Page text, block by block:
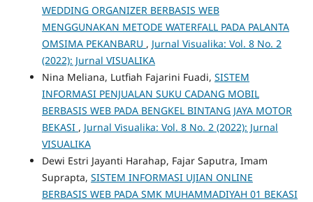
WEDDING ORGANIZER BERBASIS WEB
MENGGUNAKAN METODE WATERFALL PADA PALANTA
OMSIMA PEKANBARU , Jurnal Visualika: Vol. 8 No. 2
(2022): Jurnal VISUALIKA
Nina Meliana, Lutfiah Fajarini Fuadi, SISTEM
INFORMASI PENJUALAN SUKU CADANG MOBIL
BERBASIS WEB PADA BENGKEL BINTANG JAYA MOTOR
BEKASI , Jurnal Visualika: Vol. 8 No. 2 (2022): Jurnal
VISUALIKA
Dewi Estri Jayanti Harahap, Fajar Saputra, Imam
Suprapta, SISTEM INFORMASI UJIAN ONLINE
BERBASIS WEB PADA SMK MUHAMMADIYAH 01 BEKASI